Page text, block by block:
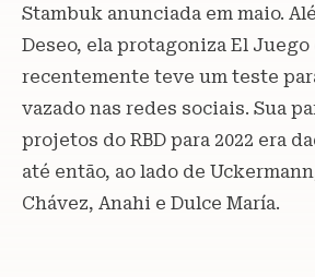
Stambuk anunciada em maio.
Deseo, ela protagoniza El Juego
recentemente teve um teste
vazado nas redes sociais. Sua
projetos do RBD para 2022 era
até então, ao lado de
Chávez, Anahi e Dulce María.